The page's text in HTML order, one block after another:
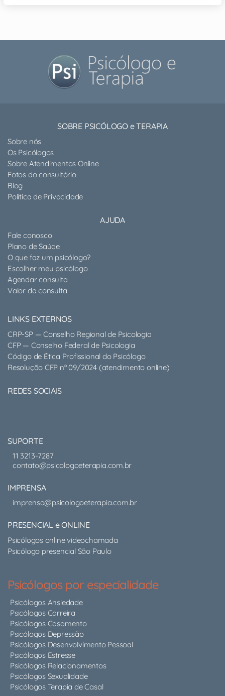
SOBRE PSICÓLOGO e TERAPIA
Sobre nós
Os Psicólogos
Sobre Atendimentos Online
Fotos do consultório
Blog
Política de Privacidade
AJUDA
Fale conosco
Plano de Saúde
O que faz um psicólogo?
Escolher meu psicólogo
Agendar consulta
Valor da consulta
LINKS EXTERNOS
CRP-SP — Conselho Regional de Psicologia
CFP — Conselho Federal de Psicologia
Código de Ética Profissional do Psicólogo
Resolução CFP nº 09/2024 (atendimento online)
REDES SOCIAIS
SUPORTE
11 3213-7287
contato@psicologoeterapia.com.br
IMPRENSA
imprensa@psicologoeterapia.com.br
PRESENCIAL e ONLINE
Psicólogos online videochamada
Psicólogo presencial São Paulo
Psicólogos por especialidade
Psicólogos Ansiedade
Psicólogos Carreira
Psicólogos Casamento
Psicólogos Depressão
Psicólogos Desenvolvimento Pessoal
Psicólogos Estresse
Psicólogos Relacionamentos
Psicólogos Sexualidade
Psicólogos Terapia de Casal